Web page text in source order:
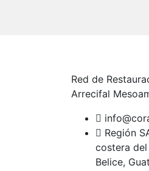
Red de
Arrecifal
Región
costera
Belice,